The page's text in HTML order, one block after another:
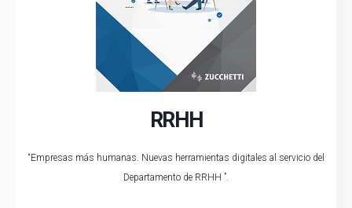
RRHH
“Empresas más humanas. Nuevas herramientas digitales al servicio del
Departamento de RRHH ”.